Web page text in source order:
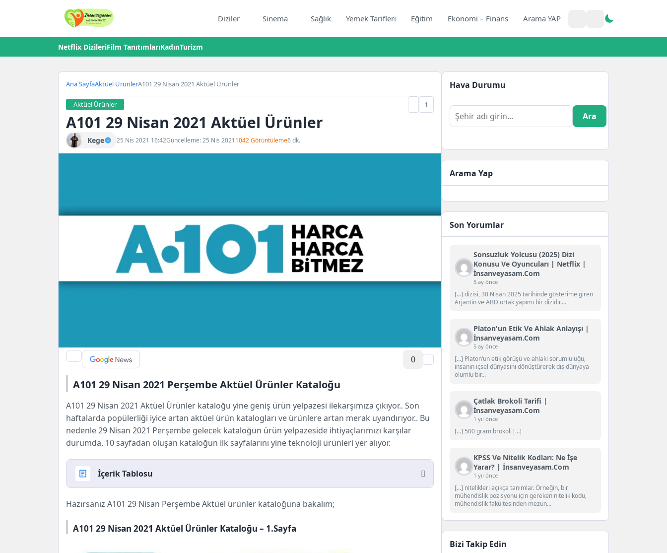
Diziler Sinema Sağlık Yemek Tarifleri Eğitim Ekonomi – Finans Arama YAP
Netflix DizileriFilm TanıtımlarıKadınTurizm
Ana SayfaAktüel ÜrünlerA101 29 Nisan 2021 Aktüel Ürünler
Aktüel Ürünler 1
A101 29 Nisan 2021 Aktüel Ürünler
Kege 25 Nis 2021 16:42Güncelleme: 25 Nis 20211042 Görüntüleme6 dk.
0
A101 29 Nisan 2021 Perşembe Aktüel Ürünler Kataloğu
A101 29 Nisan 2021 Aktüel Ürünler kataloğu yine geniş ürün yelpazesi ilekarşımıza çıkıyor.. Son
haftalarda popülerliği iyice artan aktüel ürün katalogları ve ürünlere artan merak uyandırıyor.. Bu
nedenle 29 Nisan 2021 Perşembe gelecek kataloğun ürün yelpazeside ihtiyaçlarımızı karşılar
durumda. 10 sayfadan oluşan kataloğun ilk sayfalarını yine teknoloji ürünleri yer alıyor.
İçerik Tablosu
A101 29 Nisan 2021 Perşembe Aktüel Ürünler Kataloğu
A101 29 Nisan 2021 Aktüel Ürünler Kataloğu – 2.Sayfa
Hazırsanız A101 29 Nisan Perşembe Aktüel ürünler kataloğuna bakalım;
A101 29 Nisan 2021 Aktüel Ürünler Kataloğu – 1.Sayfa
Hava Durumu
Ara
Arama Yap
Son Yorumlar
Sonsuzluk Yolcusu (2025) Dizi
Konusu Ve Oyuncuları | Netflix |
İnsanveyasam.com
5 ay önce
[…] dizisi, 30 Nisan 2025 tarihinde gösterime giren
Arjantin ve ABD ortak yapımı bir dizidir....
Platon'un Etik Ve Ahlak Anlayışı |
İnsanveyasam.com
5 ay önce
[…] Platon‘un etik görüşü ve ahlaki sorumluluğu,
insanın içsel dünyasını dönüştürerek dış dünyaya
olumlu bir...
Çatlak Brokoli Tarifi |
İnsanveyasam.com
1 yıl önce
[…] 500 gram brokoli […]
KPSS Ve Nitelik Kodları: Ne İşe
Yarar? | İnsanveyasam.com
1 yıl önce
[…] nitelikleri açıkça tanımlar. Örneğin, bir
mühendislik pozisyonu için gereken nitelik kodu,
mühendislik fakültesinden mezun...
Bizi Takip Edin